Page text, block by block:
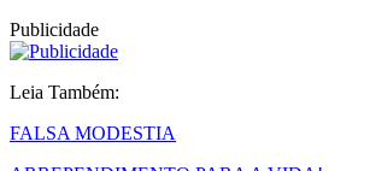
Publicidade
Leia Também:
FALSA MODESTIA